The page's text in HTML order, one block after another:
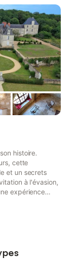
histoire.
cette
et un secrets
à l'évasion,
expérience